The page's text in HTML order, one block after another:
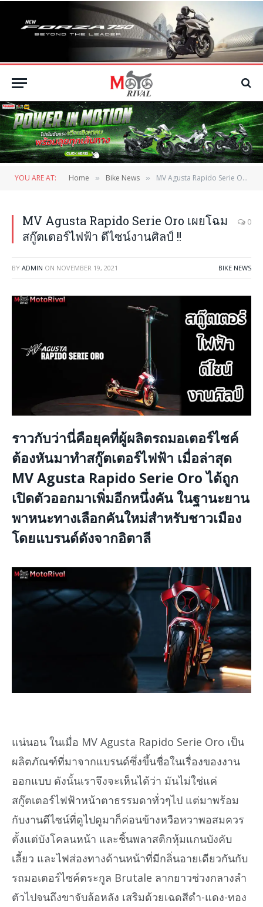
YOU ARE AT: Home » Bike News » MV Agusta Rapido Serie Oro เผยโฉมสกู๊ตเตอร์ไฟฟ้า ดีไซน์งานศิลป์ !!
MV Agusta Rapido Serie Oro เผยโฉม
สกู๊ตเตอร์ไฟฟ้า ดีไซน์งานศิลป์ !!
0
BY ADMIN ON NOVEMBER 19, 2021 BIKE NEWS
ราวกับว่านี่คือยุคที่ผู้ผลิตรถมอเตอร์ไซค์
ต้องหันมาทำสกู๊ตเตอร์ไฟฟ้า เมื่อล่าสุด
MV Agusta Rapido Serie Oro ได้ถูก
เปิดตัวออกมาเพิ่มอีกหนึ่งคัน ในฐานะยาน
พาหนะทางเลือกคันใหม่สำหรับชาวเมือง
โดยแบรนด์ดังจากอิตาลี
แน่นอน ในเมื่อ MV Agusta Rapido Serie Oro เป็น
ผลิตภัณฑ์ที่มาจากแบรนด์ซึ่งขึ้นชื่อในเรื่องของงาน
ออกแบบ ดังนั้นเราจึงจะเห็นได้ว่า มันไม่ใช่แค่
สกู๊ตเตอร์ไฟฟ้าหน้าตาธรรมดาทั่วๆไป แต่มาพร้อม
กับงานดีไซน์ที่ดูไปดูมาก็ค่อนข้างหวือหวาพอสมควร
ตั้งแต่บังโคลนหน้า และชิ้นพลาสติกหุ้มแกนบังคับ
เลี้ยว และไฟส่องทางด้านหน้าที่มีกลิ่นอายเดียวกันกับ
รถมอเตอร์ไซค์ตระกูล Brutale ลากยาวช่วงกลางลำ
ตัวไปจนถึงขาจับล้อหลัง เสริมด้วยเฉดสีดำ-แดง-ทอง